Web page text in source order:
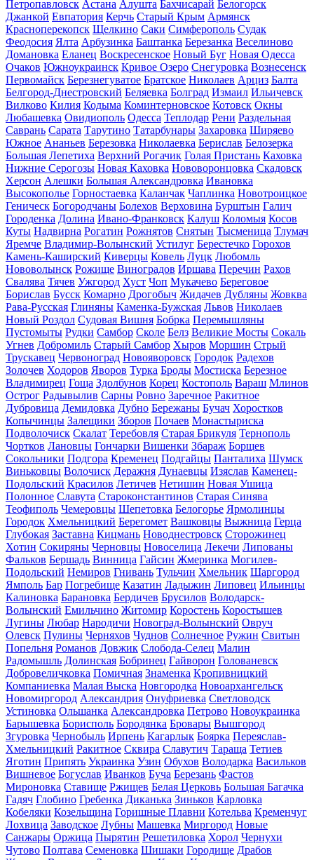
Петропавловск Астана Алушта Бахчисарай Белогорск
Джанкой Евпатория Керчь Старый Крым Армянск
Красноперекопск Щелкино Саки Симферополь Судак
Феодосия Ялта Арбузинка Баштанка Березанка Веселиново
Домановка Еланец Воскресенское Новый Буг Новая Одесса
Очаков Южноукраинск Кривое Озеро Снегуровка Вознесенск
Первомайск Березнегуватое Братское Николаев Арциз Балта
Белгород-Днестровский Беляевка Болград Измаил Ильичевск
Вилково Килия Кодыма Коминтерновское Котовск Окны
Любашевка Овидиополь Одесса Теплодар Рени Раздельная
Саврань Сарата Тарутино Татарбунары Захаровка Ширяево
Южное Ананьев Березовка Николаевка Берислав Белозерка
Большая Лепетиха Верхний Рогачик Голая Пристань Каховка
Нижние Серогозы Новая Каховка Нововоронцовка Скадовск
Херсон Алешки Большая Александровка Ивановка
Высокополье Горностаевка Каланчак Чаплинка Новотроицкое
Геническ Богородчаны Болехов Верховина Бурштын Галич
Городенка Долина Ивано-Франковск Калуш Коломыя Косов
Куты Надвирна Рогатин Рожнятов Снятын Тысменица Тлумач
Яремче Владимир-Волынский Устилуг Берестечко Горохов
Камень-Каширский Киверцы Ковель Луцк Любомль
Нововолынск Рожище Виноградов Иршава Перечин Рахов
Свалява Тячев Ужгород Хуст Чоп Мукачево Береговое
Борислав Бусск Комарно Дрогобыч Жидачев Дубляны Жовква
Рава-Русская Глиняны Каменка-Бужская Львов Николаев
Новый Роздол Судовая Вишня Бобрка Перемышляны
Пустомыты Рудки Самбор Сколе Белз Великие Мосты Сокаль
Угнев Добромиль Старый Самбор Хыров Моршин Стрый
Трускавец Червоноград Новояворовск Городок Радехов
Золочев Ходоров Яворов Турка Броды Мостиска Березное
Владимирец Гоща Здолбунов Корец Костополь Вараш Млинов
Острог Радывылив Сарны Ровно Заречное Ракитное
Дубровица Демидовка Дубно Бережаны Бучач Хоростков
Копычинцы Залещики Зборов Почаев Монастыриска
Подволочиск Скалат Теребовля Старая Брикуля Тернополь
Чортков Лановцы Гончарки Вишенки Збараж Борщев
Сокольники Подгора Кременец Подгайцы Панталиха Шумск
Виньковцы Волочиск Деражня Дунаевцы Изяслав Каменец-
Подольский Красилов Летичев Нетишин Новая Ушица
Полонное Славута Староконстантинов Старая Синява
Теофиполь Чемеровцы Шепетовка Белогорье Ярмолинцы
Городок Хмельницкий Берегомет Вашковцы Выжница Герца
Глубокая Заставна Кицмань Новоднестровск Сторожинец
Хотин Сокиряны Черновцы Новоселица Лекечи Липованы
Фальков Бершадь Винница Гайсин Жмеринка Могилев-
Подольский Немиров Гнивань Тульчин Хмельник Шаргород
Ямполь Бар Погребище Казатин Ладыжин Липовец Ильинцы
Калиновка Барановка Бердичев Брусилов Володарск-
Волынский Емильчино Житомир Коростень Коростышев
Лугины Любар Народичи Новоград-Волынский Овруч
Олевск Пулины Черняхов Чуднов Солнечное Ружин Свитын
Попельня Романов Довжик Слобода-Селец Малин
Радомышль Долинская Бобринец Гайворон Голованевск
Добровеличковка Помичная Знаменка Кропивницкий
Компаниевка Малая Выска Новгородка Новоархангельск
Новомиргород Александрия Онуфриевка Светловодск
Устиновка Ольшанка Александровка Петрово Новоукраинка
Барышевка Борисполь Бородянка Бровары Вышгород
Згуровка Чернобыль Ирпень Кагарлык Боярка Переяслав-
Хмельницкий Ракитное Сквира Славутич Тараща Тетиев
Яготин Припять Украинка Узин Обухов Володарка Васильков
Вишневое Богуслав Иванков Буча Березань Фастов
Мироновка Ставище Ржищев Белая Церковь Большая Багачка
Гадяч Глобино Гребенка Диканька Зиньков Карловка
Кобеляки Козельщина Горишные Плавни Котельва Кременчуг
Лохвица Заводское Лубны Машевка Миргород Новые
Санжары Оржица Пырятин Решетиловка Хорол Чернухи
Чутово Полтава Семеновка Шишаки Городище Драбов